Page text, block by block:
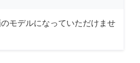
モデルになっていただけませ